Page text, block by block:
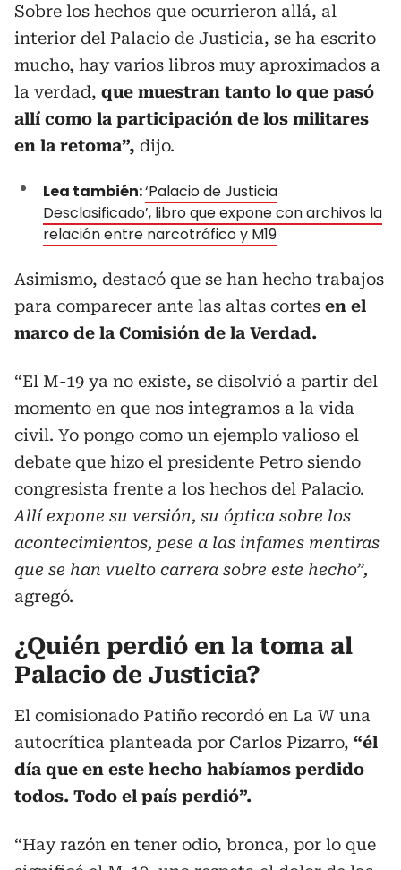
Sobre los hechos que ocurrieron allá, al
interior del Palacio de Justicia, se ha escrito
mucho, hay varios libros muy aproximados a
la verdad, que muestran tanto lo que pasó
allí como la participación de los militares
en la retoma”, dijo.
Lea también:‘Palacio de Justicia
Desclasificado’, libro que expone con archivos la
relación entre narcotráfico y M19
Asimismo, destacó que se han hecho trabajos
para comparecer ante las altas cortes en el
marco de la Comisión de la Verdad.
“El M-19 ya no existe, se disolvió a partir del
momento en que nos integramos a la vida
civil. Yo pongo como un ejemplo valioso el
debate que hizo el presidente Petro siendo
congresista frente a los hechos del Palacio.
Allí expone su versión, su óptica sobre los
acontecimientos, pese a las infames mentiras
que se han vuelto carrera sobre este hecho”,
agregó.
¿Quién perdió en la toma al
Palacio de Justicia?
El comisionado Patiño recordó en La W una
autocrítica planteada por Carlos Pizarro, “él
día que en este hecho habíamos perdido
todos. Todo el país perdió”.
“Hay razón en tener odio, bronca, por lo que